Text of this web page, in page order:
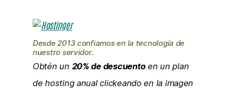
Desde 2013 confiamos en la tecnología de
nuestro servidor.
Obtén un 20% de descuentoen un plan
de hosting anual clickeando en la imagen